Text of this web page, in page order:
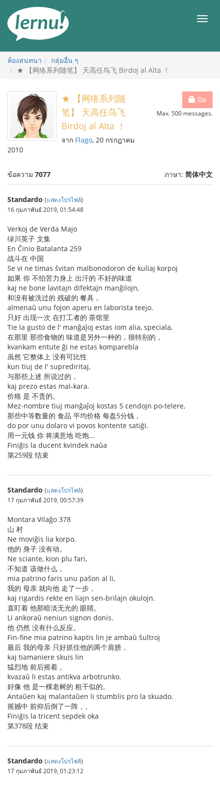
สารบัญ
เมนู
ห้องสนทนา
กลุ่มอื่น ๆ
★ 【网络系列随笔】 天高任鸟飞 Birdoj al Alta ！
ปิด
Max. 500 messages.
★ 【网络系列随
笔】 天高任鸟飞
Birdoj al Alta ！
จาก Flago, 20 กรกฎาคม
2010
ข้อความ 7077 ภาษา: 简体中文
Standardo (แสดงโปรไฟล์)
16 กุมภาพันธ์ 2019, 01:54:48
Verkoj de Verda Majo
绿川英子 文集
En Ĉinio Batalanta 259
战斗在 中国
Se vi ne timas ŝvitan malbonodoron de kuliaj korpoj
如果 你 不怕苦力身上 出汗的 不好的味道
kaj ne bone lavitajn difektajn manĝilojn,
和没有被洗过的 残破的 餐具，
almenaŭ unu fojon aperu en laborista teejo.
只好 出现一次 在打工者的 茶馆里
Tie la gusto de l' manĝaĵoj estas iom alia, speciala,
在那里 那些食物的 味道是另外一种的，很特别的，
kvankam entute ĝi ne estas komparebla
虽然 它整体上 没有可比性
kun tiuj de l' suprediritaj,
与那些上述 所说过的，
kaj prezo estas mal-kara.
价格 是 不贵的。
Mez-nombre tiuj manĝaĵoj kostas 5 cendojn po-telere,
那些中等数量的 食品 平均价格 每盘5分钱，
do por unu dolaro vi povos kontente satiĝi.
用一元钱 你 将满意地 吃饱...
Finiĝis la ducent kvindek naŭa
第259段 结束
Standardo (แสดงโปรไฟล์)
17 กุมภาพันธ์ 2019, 00:57:39
Montara Vilaĝo 378
山 村
Ne moviĝis lia korpo.
他的 身子 没有动。
Ne sciante, kion plu fari,
不知道 该做什么，
mia patrino faris unu paŝon al li,
我的 母亲 就向他 走了一步，
kaj rigardis rekte en liajn sen-brilajn okulojn.
直盯着 他那暗淡无光的 眼睛。
Li ankoraŭ neniun signon donis.
他 仍然 没有什么反应。
Fin-fine mia patrino kaptis lin je ambaŭ ŝultroj
最后 我的母亲 只好抓住他的两个肩膀，
kaj tiamaniere skuis lin
猛烈地 前后摇着，
kvazaŭ li estas antikva arbotrunko.
好像 他 是一棵老树的 粗干似的。
Antaŭen kaj malantaŭen li stumblis pro la skuado.
摇撼中 前仰后倒了一阵，。
Finiĝis la tricent sepdek oka
第378段 结束
Standardo (แสดงโปรไฟล์)
17 กุมภาพันธ์ 2019, 01:23:12